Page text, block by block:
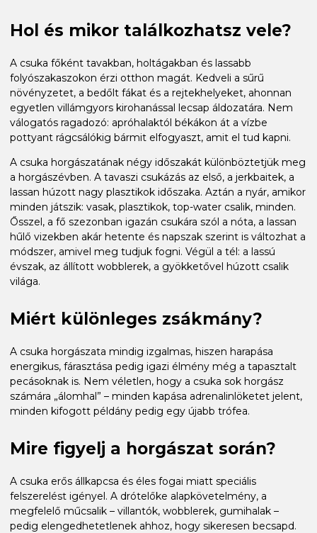
Hol és mikor találkozhatsz vele?
A csuka főként tavakban, holtágakban és lassabb
folyószakaszokon érzi otthon magát. Kedveli a sűrű
növényzetet, a bedőlt fákat és a rejtekhelyeket, ahonnan
egyetlen villámgyors kirohanással lecsap áldozatára. Nem
válogatós ragadozó: apróhalaktól békákon át a vízbe
pottyant rágcsálókig bármit elfogyaszt, amit el tud kapni.
A csuka horgászatának négy időszakát különböztetjük meg
a horgászévben. A tavaszi csukázás az első, a jerkbaitek, a
lassan húzott nagy plasztikok időszaka. Aztán a nyár, amikor
minden játszik: vasak, plasztikok, top-water csalik, minden.
Ősszel, a fő szezonban igazán csukára szól a nóta, a lassan
hűlő vizekben akár hetente és napszak szerint is változhat a
módszer, amivel meg tudjuk fogni. Végül a tél: a lassú
évszak, az állított wobblerek, a gyökketővel húzott csalik
világa.
Miért különleges zsákmány?
A csuka horgászata mindig izgalmas, hiszen harapása
energikus, fárasztása pedig igazi élmény még a tapasztalt
pecásoknak is. Nem véletlen, hogy a csuka sok horgász
számára „álomhal” – minden kapása adrenalinlöketet jelent,
minden kifogott példány pedig egy újabb trófea.
Mire figyelj a horgászat során?
A csuka erős állkapcsa és éles fogai miatt speciális
felszerelést igényel. A drótelőke alapkövetelmény, a
megfelelő műcsalik – villantók, wobblerek, gumihalak –
pedig elengedhetetlenek ahhoz, hogy sikeresen becsapd.